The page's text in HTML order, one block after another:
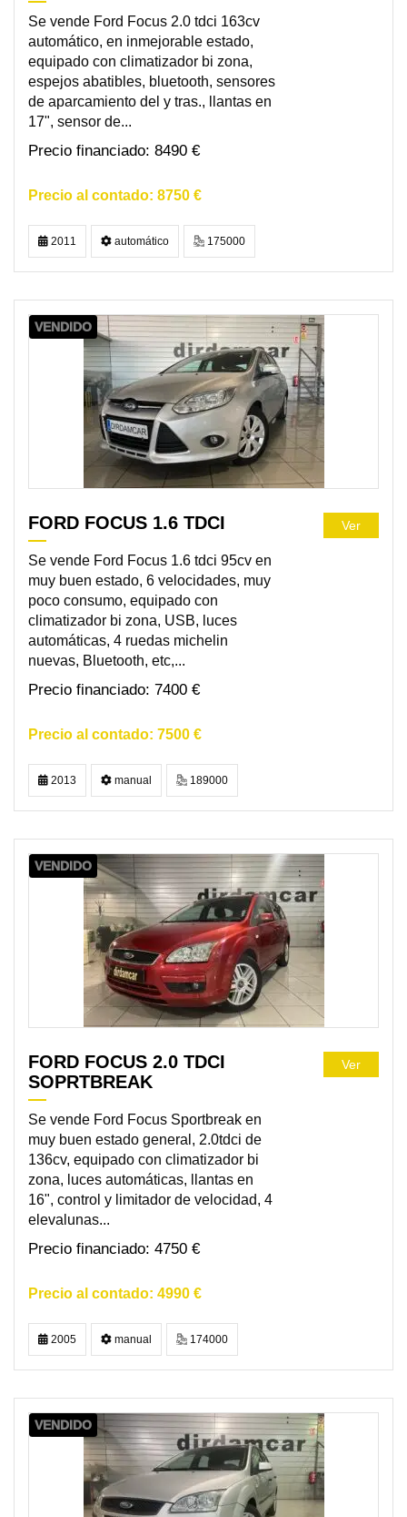
Se vende Ford Focus 2.0 tdci 163cv
automático, en inmejorable estado,
equipado con climatizador bi zona,
espejos abatibles, bluetooth, sensores
de aparcamiento del y tras., llantas en
17", sensor de...
8490 €
8750 €
2011 automático 175000
VENDIDO
FORD FOCUS 1.6 TDCI
Se vende Ford Focus 1.6 tdci 95cv en
muy buen estado, 6 velocidades, muy
poco consumo, equipado con
climatizador bi zona, USB, luces
automáticas, 4 ruedas michelin
nuevas, Bluetooth, etc,...
7400 €
7500 €
Ver
2013 manual 189000
VENDIDO
FORD FOCUS 2.0 TDCI
SOPRTBREAK
Se vende Ford Focus Sportbreak en
muy buen estado general, 2.0tdci de
136cv, equipado con climatizador bi
zona, luces automáticas, llantas en
16", control y limitador de velocidad, 4
elevalunas...
4750 €
4990 €
Ver
2005 manual 174000
VENDIDO